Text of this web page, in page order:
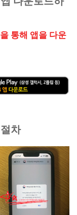
통해 앱을 다운
차